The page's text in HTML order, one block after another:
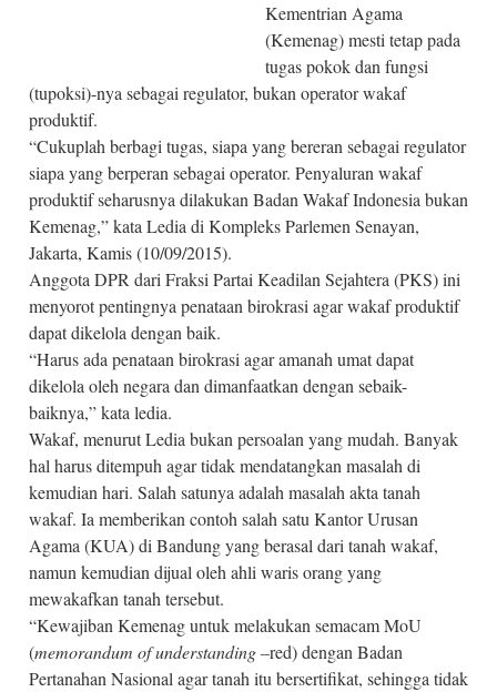
Kementrian Agama
(Kemenag) mesti tetap pada
tugas pokok dan fungsi
(tupoksi)-nya sebagai regulator, bukan operator wakaf
produktif.
“Cukuplah berbagi tugas, siapa yang bereran sebagai regulator
siapa yang berperan sebagai operator. Penyaluran wakaf
produktif seharusnya dilakukan Badan Wakaf Indonesia bukan
Kemenag,” kata Ledia di Kompleks Parlemen Senayan,
Jakarta, Kamis (10/09/2015).
Anggota DPR dari Fraksi Partai Keadilan Sejahtera (PKS) ini
menyorot pentingnya penataan birokrasi agar wakaf produktif
dapat dikelola dengan baik.
“Harus ada penataan birokrasi agar amanah umat dapat
dikelola oleh negara dan dimanfaatkan dengan sebaik-
baiknya,” kata ledia.
Wakaf, menurut Ledia bukan persoalan yang mudah. Banyak
hal harus ditempuh agar tidak mendatangkan masalah di
kemudian hari. Salah satunya adalah masalah akta tanah
wakaf. Ia memberikan contoh salah satu Kantor Urusan
Agama (KUA) di Bandung yang berasal dari tanah wakaf,
namun kemudian dijual oleh ahli waris orang yang
mewakafkan tanah tersebut.
“Kewajiban Kemenag untuk melakukan semacam MoU
(memorandum of understanding –red) dengan Badan
Pertanahan Nasional agar tanah itu bersertifikat, sehingga tidak